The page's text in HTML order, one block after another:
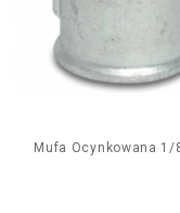
Mufa Ocynkowana 1/